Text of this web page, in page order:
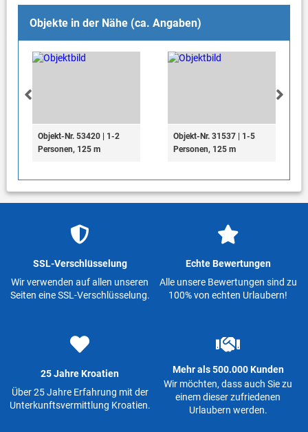
Objekte in der Nähe (ca. Angaben)
Objekt-Nr. 53420 | 1-2
Personen, 125 m
Objekt-Nr. 31537 | 1-5
Personen, 125 m
SSL-Verschlüsselung
Wir verwenden auf allen unseren
Seiten eine SSL-Verschlüsselung.
Echte Bewertungen
Alle unsere Bewertungen sind zu
100% von echten Urlaubern!
25 Jahre Kroatien
Über 25 Jahre Erfahrung mit der
Unterkunftsvermittlung Kroatien.
Mehr als 500.000 Kunden
Wir möchten, dass auch Sie zu
einem dieser zufriedenen
Urlaubern werden.